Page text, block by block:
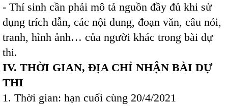
- Thí sinh cần phải mô tả nguồn đầy đủ khi sử
dụng trích dẫn, các nội dung, đoạn văn, câu nói,
tranh, hình ảnh… của người khác trong bài dự
thi.
IV. THỜI GIAN, ĐỊA CHỈ NHẬN BÀI DỰ
THI
1. Thời gian: hạn cuối cùng 20/4/2021